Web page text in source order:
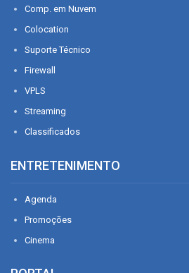
Comp. em Nuvem
Colocation
Suporte Técnico
Firewall
VPLS
Streaming
Classificados
ENTRETENIMENTO
Agenda
Promoções
Cinema